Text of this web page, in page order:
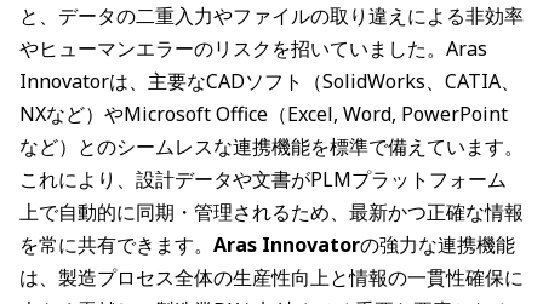
と、データの二重入力やファイルの取り違えによる非効率
やヒューマンエラーのリスクを招いていました。Aras
Innovatorは、主要なCADソフト（SolidWorks、CATIA、
NXなど）やMicrosoft Office（Excel, Word, PowerPoint
など）とのシームレスな連携機能を標準で備えています。
これにより、設計データや文書がPLMプラットフォーム
上で自動的に同期・管理されるため、最新かつ正確な情報
を常に共有できます。 Aras Innovatorの強力な連携機能
は、製造プロセス全体の生産性向上と情報の一貫性確保に